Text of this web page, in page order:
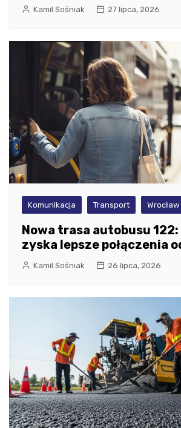
Kamil Sośniak 27 lipca, 2026
Komunikacja Transport Wrocław
Nowa trasa autobusu 122:
zyska lepsze połączenia
Kamil Sośniak 26 lipca, 2026